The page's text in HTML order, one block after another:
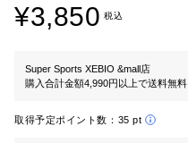
¥3,850 税込
Super Sports XEBIO &mall店
購入合計金額4,990円以上で送料無料
取得予定ポイント数： 35 pt